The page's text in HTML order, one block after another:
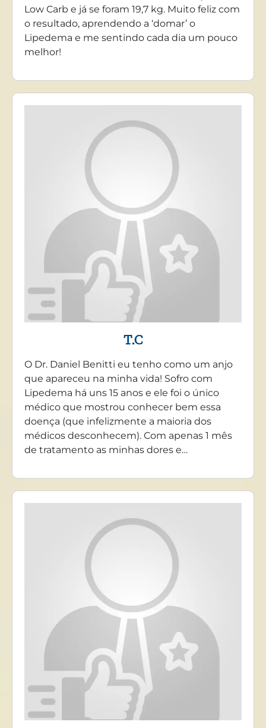
Low Carb e já se foram 19,7 kg. Muito feliz com
o resultado, aprendendo a ‘domar’ o
Lipedema e me sentindo cada dia um pouco
melhor!
T.C
O Dr. Daniel Benitti eu tenho como um anjo
que apareceu na minha vida! Sofro com
Lipedema há uns 15 anos e ele foi o único
médico que mostrou conhecer bem essa
doença (que infelizmente a maioria dos
médicos desconhecem). Com apenas 1 mês
de tratamento as minhas dores e…